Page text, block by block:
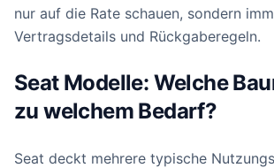
nur auf die Rate schauen, sondern
Vertragsdetails und Rückgaberegeln.
Seat Modelle: Welche
zu welchem Bedarf?
Seat deckt mehrere typische